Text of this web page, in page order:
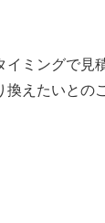
イミングで見
換えたいとの